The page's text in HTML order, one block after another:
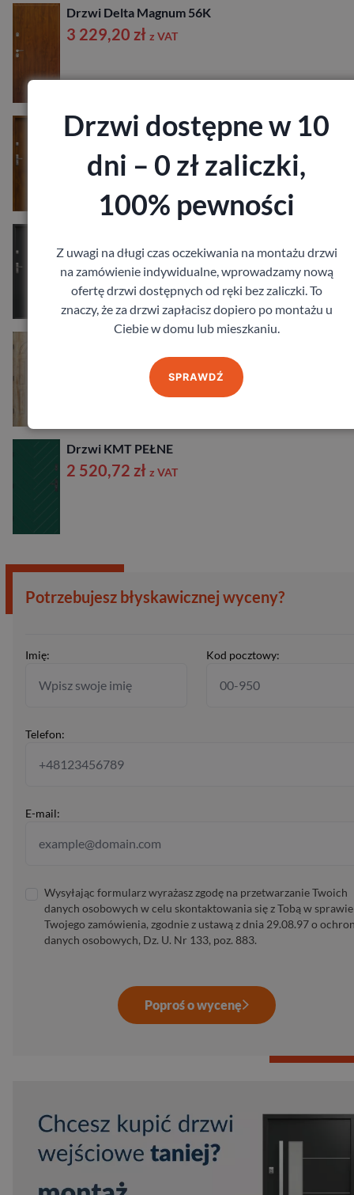
Drzwi Delta Magnum 56K
3 229,20 zł z VAT
Drzwi Gerda Premium 60 RC2 39db
3 331,80zł z VAT
z VAT
Drzwi KMT PEŁNE
2 520,72 zł z VAT
Potrzebujesz błyskawicznej wyceny?
Imię: Kod pocztowy:
Telefon:
E-mail:
Wysyłając formularz wyrażasz zgodę na przetwarzanie Twoich
danych osobowych w celu skontaktowania się z Tobą w sprawie
Twojego zamówienia, zgodnie z ustawą z dnia 29.08.97 o
danych osobowych, Dz. U. Nr 133, poz. 883.
Poproś o wycenę
Drzwi dostępne w 10
dni – 0 zł zaliczki,
100% pewności
Z uwagi na długi czas oczekiwania na montażu drzwi
na zamówienie indywidualne, wprowadzamy nową
ofertę drzwi dostępnych od ręki bez zaliczki. To
znaczy, że za drzwi zapłacisz dopiero po montażu u
Ciebie w domu lub mieszkaniu.
SPRAWDŹ